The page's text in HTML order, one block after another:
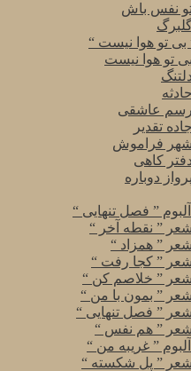
نفس باش
بی تو هوا نیست “
بی تو هوا نیست
دلتنگ
حادثه
رسم عاشقی
جاده تقدیر
شهر فراموش
دفتر کاهی
پرواز دوباره
” فصل تنهایی “
شعر ” نقطه آخر “
شعر ” همزاد “
شعر ” کجا رفت “
شعر ” خلاصم کن “
شعر ” بمون با من “
شعر ” فصل تنهایی “
شعر ” هم نفس “
” غریبه من “
شعر ” پل شکسته “